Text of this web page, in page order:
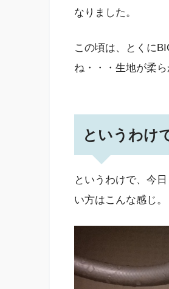
なりました。
この頃は、とくに
ね・・・生地が柔
というわけ
というわけで、今
い方はこんな感じ。